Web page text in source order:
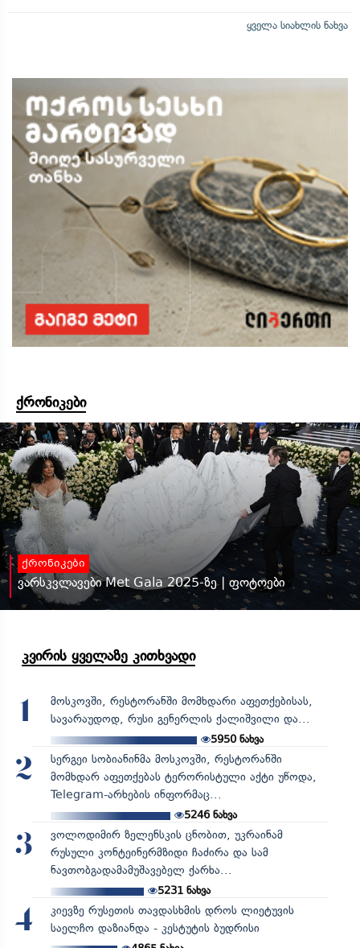
ყველა სიახლის ნახვა
ქრონიკები
ქრონიკები
ვარსკვლავები Met Gala 2025-ზე | ფოტოები
კვირის ყველაზე კითხვადი
1
მოსკოვში, რესტორანში მომხდარი აფეთქებისას,
სავარაუდოდ, რუსი გენერლის ქალიშვილი და...
5950ნახვა
2
სერგეი სობიანინმა მოსკოვში, რესტორანში
მომხდარ აფეთქებას ტერორისტული აქტი უწოდა,
Telegram-არხების ინფორმაც...
5246ნახვა
3
ვოლოდიმირ ზელენსკის ცნობით, უკრაინამ
რუსული კონტეინერმზიდი ჩაძირა და სამ
ნავთობგადამამუშავებელ ქარხა...
5231ნახვა
4
კიევზე რუსეთის თავდასხმის დროს ლიეტუვის
საელჩო დაზიანდა - კესტუტის ბუდრისი